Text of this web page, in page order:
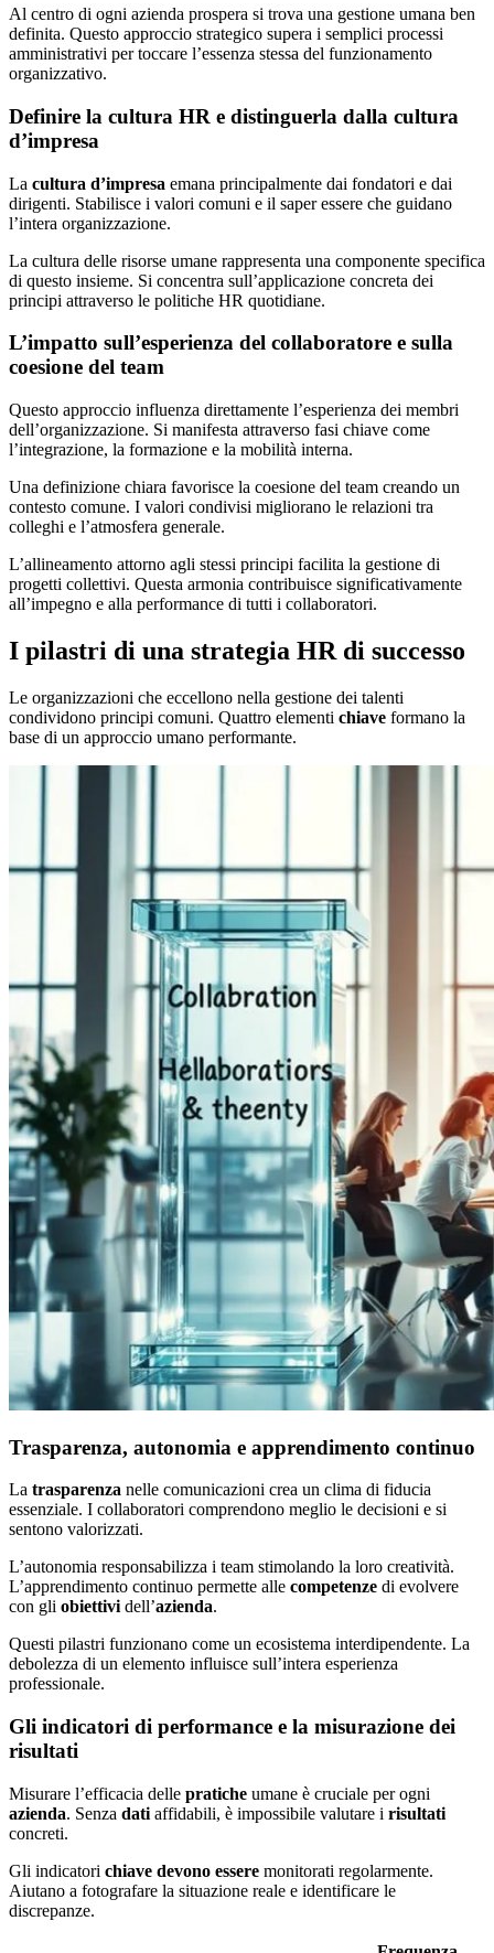
Al centro di ogni azienda prospera si trova una gestione umana ben
definita. Questo approccio strategico supera i semplici processi
amministrativi per toccare l’essenza stessa del funzionamento
organizzativo.
Definire la cultura HR e distinguerla dalla cultura
d’impresa
La cultura d’impresa emana principalmente dai fondatori e dai
dirigenti. Stabilisce i valori comuni e il saper essere che guidano
l’intera organizzazione.
La cultura delle risorse umane rappresenta una componente specifica
di questo insieme. Si concentra sull’applicazione concreta dei
principi attraverso le politiche HR quotidiane.
L’impatto sull’esperienza del collaboratore e sulla
coesione del team
Questo approccio influenza direttamente l’esperienza dei membri
dell’organizzazione. Si manifesta attraverso fasi chiave come
l’integrazione, la formazione e la mobilità interna.
Una definizione chiara favorisce la coesione del team creando un
contesto comune. I valori condivisi migliorano le relazioni tra
colleghi e l’atmosfera generale.
L’allineamento attorno agli stessi principi facilita la gestione di
progetti collettivi. Questa armonia contribuisce significativamente
all’impegno e alla performance di tutti i collaboratori.
I pilastri di una strategia HR di successo
Le organizzazioni che eccellono nella gestione dei talenti
condividono principi comuni. Quattro elementi chiave formano la
base di un approccio umano performante.
Trasparenza, autonomia e apprendimento continuo
La trasparenza nelle comunicazioni crea un clima di fiducia
essenziale. I collaboratori comprendono meglio le decisioni e si
sentono valorizzati.
L’autonomia responsabilizza i team stimolando la loro creatività.
L’apprendimento continuo permette alle competenze di evolvere
con gli obiettivi dell’azienda.
Questi pilastri funzionano come un ecosistema interdipendente. La
debolezza di un elemento influisce sull’intera esperienza
professionale.
Gli indicatori di performance e la misurazione dei
risultati
Misurare l’efficacia delle pratiche umane è cruciale per ogni
azienda. Senza dati affidabili, è impossibile valutare i risultati
concreti.
Gli indicatori chiave devono essere monitorati regolarmente.
Aiutano a fotografare la situazione reale e identificare le
discrepanze.